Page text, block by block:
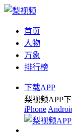
首页
人物
万象
排行榜
下载APP
梨视频APP
iPhone